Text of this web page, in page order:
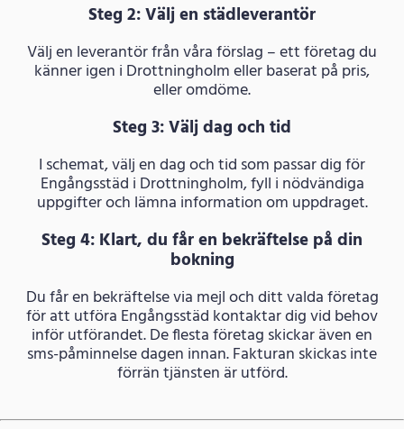
Steg 2: Välj en städleverantör
Välj en leverantör från våra förslag – ett företag du
känner igen i Drottningholm eller baserat på pris,
eller omdöme.
Steg 3: Välj dag och tid
I schemat, välj en dag och tid som passar dig för
Engångsstäd i Drottningholm, fyll i nödvändiga
uppgifter och lämna information om uppdraget.
Steg 4: Klart, du får en bekräftelse på din
bokning
Du får en bekräftelse via mejl och ditt valda företag
för att utföra Engångsstäd kontaktar dig vid behov
inför utförandet. De flesta företag skickar även en
sms-påminnelse dagen innan. Fakturan skickas inte
förrän tjänsten är utförd.